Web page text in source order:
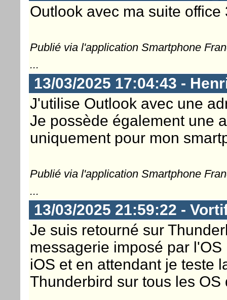
Outlook avec ma suite office
Publié via l'application Smartphone
...
13/03/2025 17:04:43 -
J'utilise Outlook avec une
Je possède également une
uniquement pour mon
Publié via l'application Smartphone
...
13/03/2025 21:59:22 -
Je suis retourné sur
messagerie imposé par
iOS et en attendant je teste
Thunderbird sur tous les